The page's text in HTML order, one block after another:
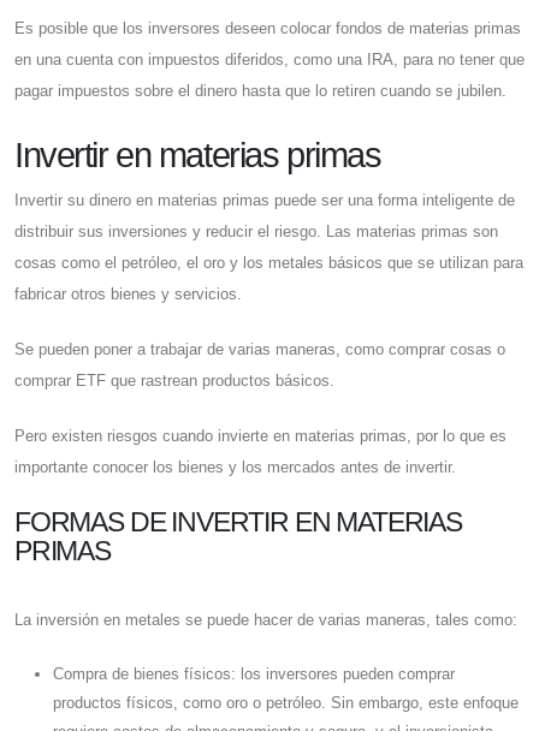
Es posible que los inversores deseen colocar fondos de materias primas
en una cuenta con impuestos diferidos, como una IRA, para no tener que
pagar impuestos sobre el dinero hasta que lo retiren cuando se jubilen.
Invertir en materias primas
Invertir su dinero en materias primas puede ser una forma inteligente de
distribuir sus inversiones y reducir el riesgo. Las materias primas son
cosas como el petróleo, el oro y los metales básicos que se utilizan para
fabricar otros bienes y servicios.
Se pueden poner a trabajar de varias maneras, como comprar cosas o
comprar ETF que rastrean productos básicos.
Pero existen riesgos cuando invierte en materias primas, por lo que es
importante conocer los bienes y los mercados antes de invertir.
FORMAS DE INVERTIR EN MATERIAS
PRIMAS
La inversión en metales se puede hacer de varias maneras, tales como:
Compra de bienes físicos: los inversores pueden comprar
productos físicos, como oro o petróleo. Sin embargo, este enfoque